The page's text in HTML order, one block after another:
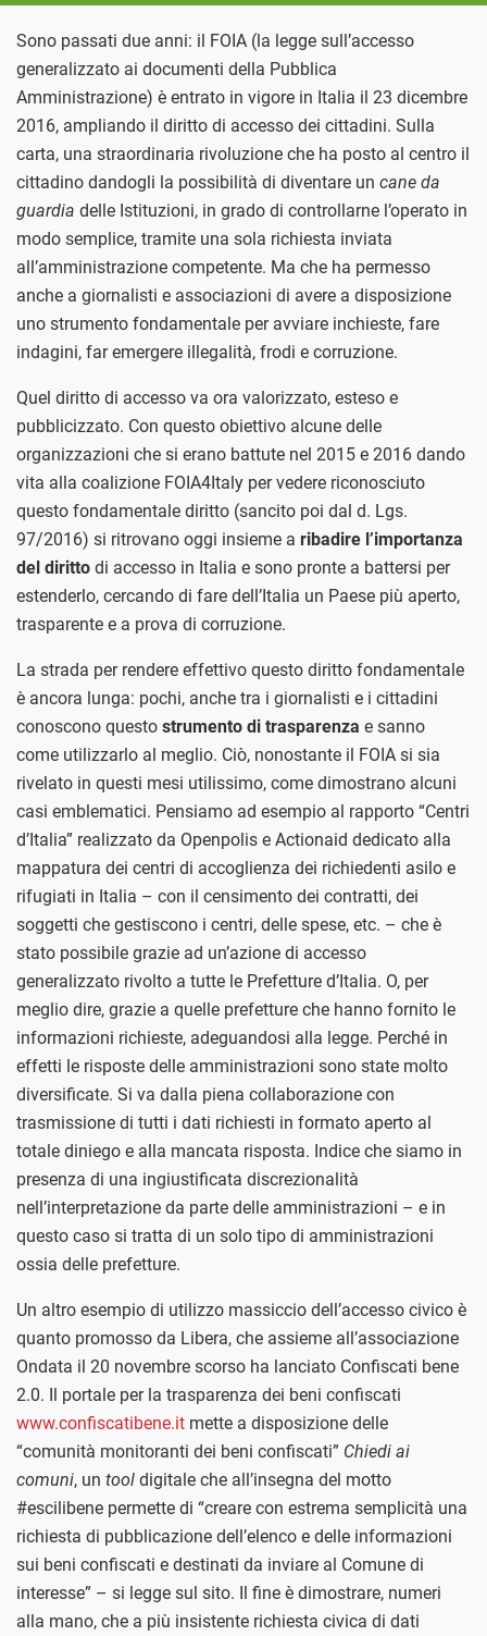
Sono passati due anni: il FOIA (la legge sull’accesso
generalizzato ai documenti della Pubblica
Amministrazione) è entrato in vigore in Italia il 23 dicembre
2016, ampliando il diritto di accesso dei cittadini. Sulla
carta, una straordinaria rivoluzione che ha posto al centro il
cittadino dandogli la possibilità di diventare un cane da
guardia delle Istituzioni, in grado di controllarne l’operato in
modo semplice, tramite una sola richiesta inviata
all’amministrazione competente. Ma che ha permesso
anche a giornalisti e associazioni di avere a disposizione
uno strumento fondamentale per avviare inchieste, fare
indagini, far emergere illegalità, frodi e corruzione.
Quel diritto di accesso va ora valorizzato, esteso e
pubblicizzato. Con questo obiettivo alcune delle
organizzazioni che si erano battute nel 2015 e 2016 dando
vita alla coalizione FOIA4Italy per vedere riconosciuto
questo fondamentale diritto (sancito poi dal d. Lgs.
97/2016) si ritrovano oggi insieme a ribadire l’importanza
del diritto di accesso in Italia e sono pronte a battersi per
estenderlo, cercando di fare dell’Italia un Paese più aperto,
trasparente e a prova di corruzione.
La strada per rendere effettivo questo diritto fondamentale
è ancora lunga: pochi, anche tra i giornalisti e i cittadini
conoscono questo strumento di trasparenza e sanno
come utilizzarlo al meglio. Ciò, nonostante il FOIA si sia
rivelato in questi mesi utilissimo, come dimostrano alcuni
casi emblematici. Pensiamo ad esempio al rapporto “Centri
d’Italia” realizzato da Openpolis e Actionaid dedicato alla
mappatura dei centri di accoglienza dei richiedenti asilo e
rifugiati in Italia – con il censimento dei contratti, dei
soggetti che gestiscono i centri, delle spese, etc. – che è
stato possibile grazie ad un’azione di accesso
generalizzato rivolto a tutte le Prefetture d’Italia. O, per
meglio dire, grazie a quelle prefetture che hanno fornito le
informazioni richieste, adeguandosi alla legge. Perché in
effetti le risposte delle amministrazioni sono state molto
diversificate. Si va dalla piena collaborazione con
trasmissione di tutti i dati richiesti in formato aperto al
totale diniego e alla mancata risposta. Indice che siamo in
presenza di una ingiustificata discrezionalità
nell’interpretazione da parte delle amministrazioni – e in
questo caso si tratta di un solo tipo di amministrazioni
ossia delle prefetture.
Un altro esempio di utilizzo massiccio dell’accesso civico è
quanto promosso da Libera, che assieme all’associazione
Ondata il 20 novembre scorso ha lanciato Confiscati bene
2.0. Il portale per la trasparenza dei beni confiscati
www.confiscatibene.it mette a disposizione delle
“comunità monitoranti dei beni confiscati” Chiedi ai
comuni, un tool digitale che all’insegna del motto
#escilibene permette di “creare con estrema semplicità una
richiesta di pubblicazione dell’elenco e delle informazioni
sui beni confiscati e destinati da inviare al Comune di
interesse” – si legge sul sito. Il fine è dimostrare, numeri
alla mano, che a più insistente richiesta civica di dati